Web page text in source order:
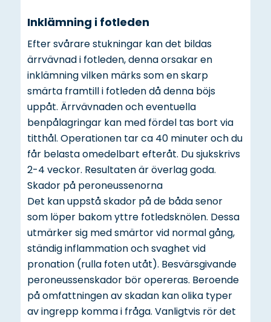
Inklämning i fotleden
Efter svårare stukningar kan det bildas
ärrvävnad i fotleden, denna orsakar en
inklämning vilken märks som en skarp
smärta framtill i fotleden då denna böjs
uppåt. Ärrvävnaden och eventuella
benpålagringar kan med fördel tas bort via
titthål. Operationen tar ca 40 minuter och du
får belasta omedelbart efteråt. Du sjukskrivs
2-4 veckor. Resultaten är överlag goda.
Skador på peroneussenorna
Det kan uppstå skador på de båda senor
som löper bakom yttre fotledsknölen. Dessa
utmärker sig med smärtor vid normal gång,
ständig inflammation och svaghet vid
pronation (rulla foten utåt). Besvärsgivande
peroneussenskador bör opereras. Beroende
på omfattningen av skadan kan olika typer
av ingrepp komma i fråga. Vanligtvis rör det